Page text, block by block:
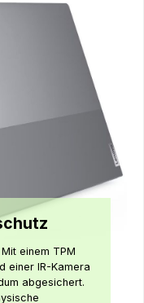
einem TPM
einer IR-Kamera
abgesichert.